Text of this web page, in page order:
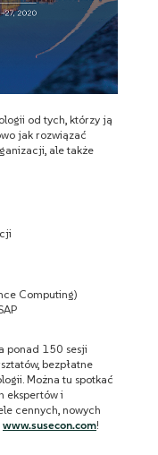
od tych, którzy ją
jak rozwiązać
ale także
Computing)
ponad 150 sesji
bezpłatne
Można tu spotkać
ekspertów i
cennych, nowych
www.susecon.com!